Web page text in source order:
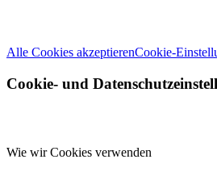
Alle Cookies akzeptierenCookie-
Cookie- und
Wie wir Cookies verwenden